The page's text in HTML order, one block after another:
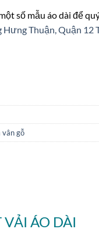
số mẫu áo dài để
Thuận, Quận 12
vân gỗ
VẢI ÁO DÀI